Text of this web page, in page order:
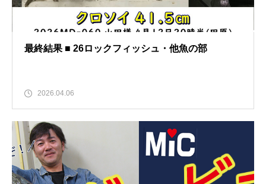
最終結果 ■ 26ロックフィッシュ・他魚の部
2026.04.06